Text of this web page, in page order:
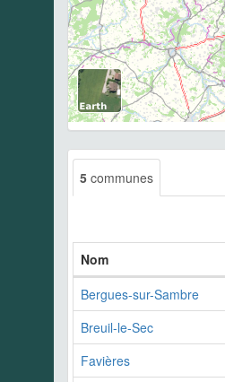
5 communes
Nom
Bergues-sur-Sambre
Breuil-le-Sec
Favières